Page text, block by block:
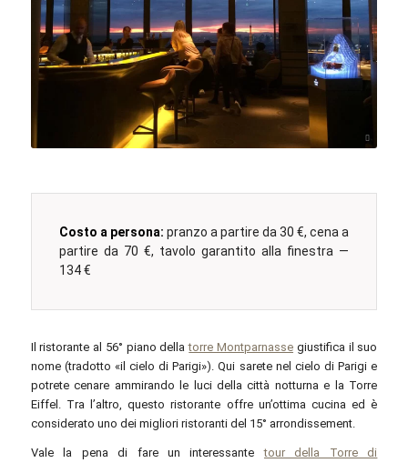
Doc Searls / commons.wikimedia.org / CC BY 2.0
Costo a persona: pranzo a partire da 30 €, cena a
partire da 70 €, tavolo garantito alla finestra —
134 €
Il ristorante al 56° piano dellatorre Montparnasse giustifica il suo
nome (tradotto «il cielo di Parigi»). Qui sarete nel cielo di Parigi e
potrete cenare ammirando le luci della città notturna e la Torre
Eiffel. Tra l’altro, questo ristorante offre un’ottima cucina ed è
considerato uno dei migliori ristoranti del 15° arrondissement.
Vale la pena di fare un interessantetour della Torre di